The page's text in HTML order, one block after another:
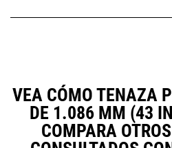
VEA CÓMO TENAZA
DE 1.086 MM (43
COMPARA